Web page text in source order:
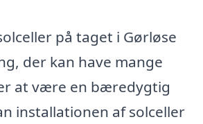
på taget i Gørløse
der kan have mange
at være en bæredygtig
installationen af solceller